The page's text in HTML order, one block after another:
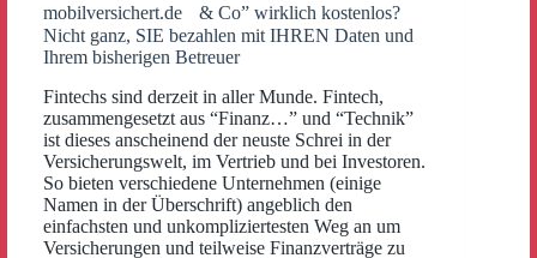
mobilversichert.de & Co” wirklich kostenlos?
Nicht ganz, SIE bezahlen mit IHREN Daten und
Ihrem bisherigen Betreuer
Fintechs sind derzeit in aller Munde. Fintech,
zusammengesetzt aus “Finanz…” und “Technik”
ist dieses anscheinend der neuste Schrei in der
Versicherungswelt, im Vertrieb und bei Investoren.
So bieten verschiedene Unternehmen (einige
Namen in der Überschrift) angeblich den
einfachsten und unkompliziertesten Weg an um
Versicherungen und teilweise Finanzverträge zu